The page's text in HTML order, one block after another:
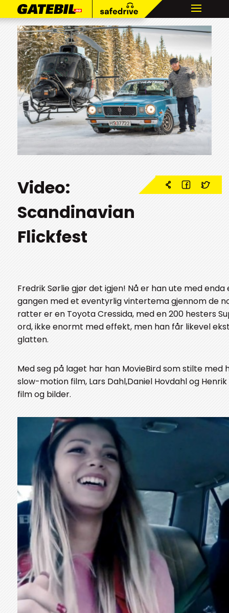
Video:
Scandinavian
Flickfest
Fredrik Sørlie gjør det igjen! Nå er han ute med
gangen med et eventyrlig vintertema gjennom de
ratter er en Toyota Cressida, med en 200 hesters
ord, ikke enormt med effekt, men han får likevel
glatten.
Med seg på laget har han MovieBird som stilte
slow-motion film, Lars Dahl,Daniel Hovdahl og
film og bilder.